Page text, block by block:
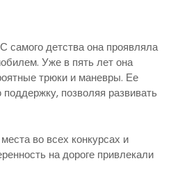
самого детства она проявляла
Уже в пять лет она
трюки и маневры. Ее
позволяя развивать
во всех конкурсах и
на дороге привлекали